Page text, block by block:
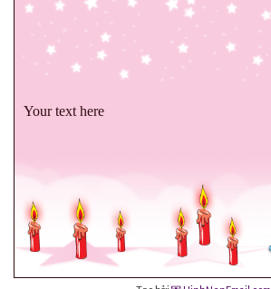
Your text here